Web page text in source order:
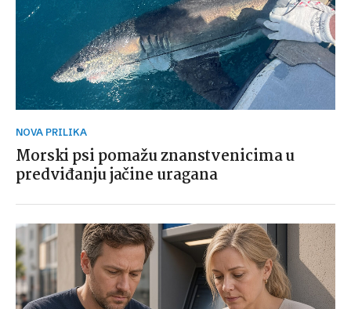
NOVA PRILIKA
Morski psi pomažu znanstvenicima u
predviđanju jačine uragana